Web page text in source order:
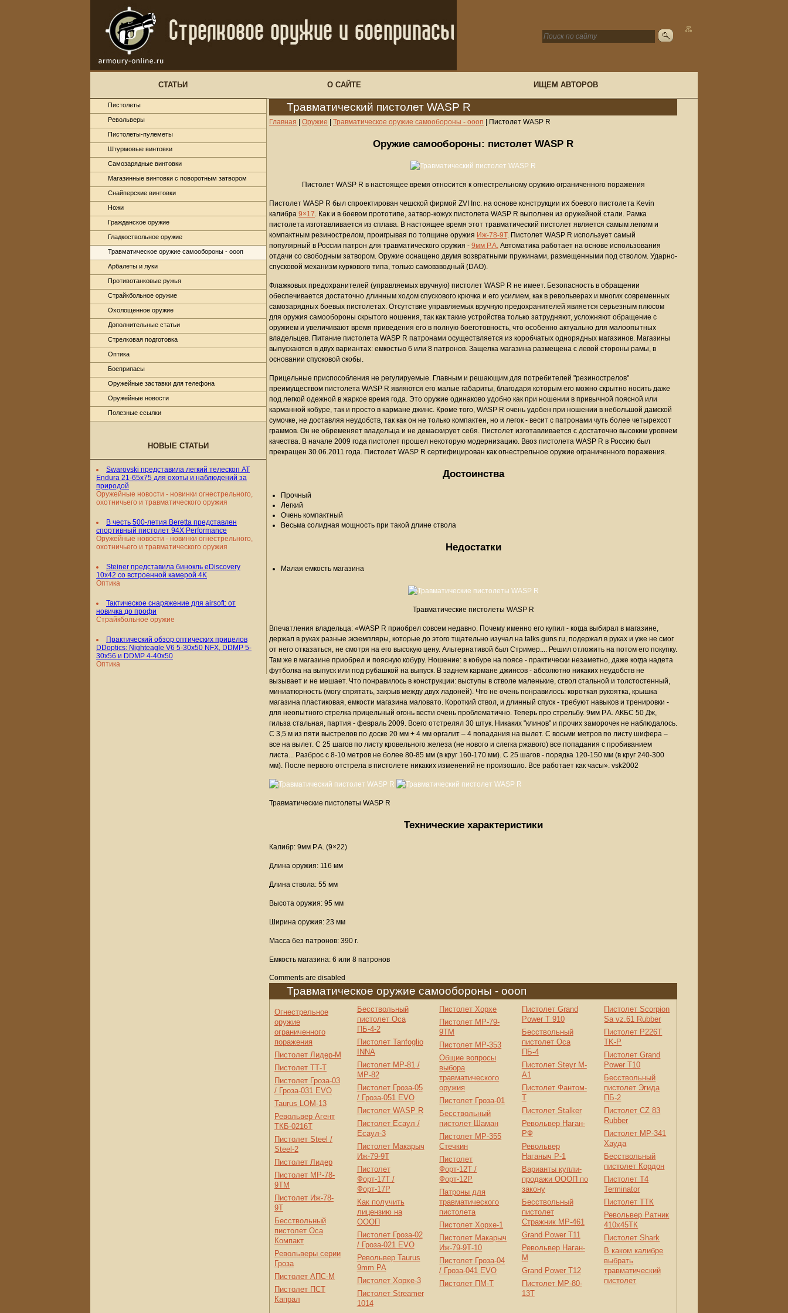
СТАТЬИ О САЙТЕ ИЩЕМ АВТОРОВ
Травматический пистолет WASP R
Главная Оружие Травматическое оружие самообороны - оооп Пистолет WASP R
Оружие самообороны: пистолет WASP R
Пистолет WASP R в настоящее время относится к огнестрельному оружию ограниченного поражения
Пистолет WASP R был спроектирован чешской фирмой ZVI Inc. на основе конструкции их боевого пистолета Kevin
калибра 9×17. Как и в боевом прототипе, затвор-кожух пистолета WASP R выполнен из оружейной стали. Рамка
пистолета изготавливается из сплава. В настоящее время этот травматический пистолет является самым легким и
компактным резинострелом, проигрывая по толщине оружия Иж-78-9Т. Пистолет WASP R использует самый
популярный в России патрон для травматического оружия - 9мм Р.А. Автоматика работает на основе использования
отдачи со свободным затвором. Оружие оснащено двумя возвратными пружинами, размещенными под стволом. Ударно-
спусковой механизм куркового типа, только самовзводный (DAO).
Флажковых предохранителей (управляемых вручную) пистолет WASP R не имеет. Безопасность в обращении
обеспечивается достаточно длинным ходом спускового крючка и его усилием, как в револьверах и многих современных
самозарядных боевых пистолетах. Отсутствие управляемых вручную предохранителей является серьезным плюсом
для оружия самообороны скрытого ношения, так как такие устройства только затрудняют, усложняют обращение с
оружием и увеличивают время приведения его в полную боеготовность, что особенно актуально для малоопытных
владельцев. Питание пистолета WASP R патронами осуществляется из коробчатых однорядных магазинов. Магазины
выпускаются в двух вариантах: емкостью 6 или 8 патронов. Защелка магазина размещена с левой стороны рамы, в
основании спусковой скобы.
Прицельные приспособления не регулируемые. Главным и решающим для потребителей "резинострелов"
преимуществом пистолета WASP R являются его малые габариты, благодаря которым его можно скрытно носить даже
под легкой одежной в жаркое время года. Это оружие одинаково удобно как при ношении в привычной поясной или
карманной кобуре, так и просто в кармане джинс. Кроме того, WASP R очень удобен при ношении в небольшой дамской
сумочке, не доставляя неудобств, так как он не только компактен, но и легок - весит с патронами чуть более четырехсот
граммов. Он не обременяет владельца и не демаскирует себя. Пистолет изготавливается с достаточно высоким уровнем
качества. В начале 2009 года пистолет прошел некоторую модернизацию. Ввоз пистолета WASP R в Россию был
прекращен 30.06.2011 года. Пистолет WASP R сертифицирован как огнестрельное оружие ограниченного поражения.
Достоинства
Прочный
Легкий
Очень компактный
Весьма солидная мощность при такой длине ствола
Недостатки
Малая емкость магазина
Травматические пистолеты WASP R
Впечатления владельца: «WASP R приобрел совсем недавно. Почему именно его купил - когда выбирал в магазине,
держал в руках разные экземпляры, которые до этого тщательно изучал на talks.guns.ru, подержал в руках и уже не смог
от него отказаться, не смотря на его высокую цену. Альтернативой был Стример.... Решил отложить на потом его покупку.
Там же в магазине приобрел и поясную кобуру. Ношение: в кобуре на поясе - практически незаметно, даже когда надета
футболка на выпуск или под рубашкой на выпуск. В заднем кармане джинсов - абсолютно никаких неудобств не
вызывает и не мешает. Что понравилось в конструкции: выступы в стволе маленькие, ствол стальной и толстостенный,
миниатюрность (могу спрятать, закрыв между двух ладоней). Что не очень понравилось: короткая рукоятка, крышка
магазина пластиковая, емкости магазина маловато. Короткий ствол, и длинный спуск - требуют навыков и тренировки -
для неопытного стрелка прицельный огонь вести очень проблематично. Теперь про стрельбу. 9мм Р.А. АКБС 50 Дж,
гильза стальная, партия - февраль 2009. Всего отстрелял 30 штук. Никаких "клинов" и прочих заморочек не наблюдалось.
С 3,5 м из пяти выстрелов по доске 20 мм + 4 мм оргалит – 4 попадания на вылет. С восьми метров по листу шифера –
все на вылет. С 25 шагов по листу кровельного железа (не нового и слегка ржавого) все попадания с пробиванием
листа... Разброс с 8-10 метров не более 80-85 мм (в круг 160-170 мм). С 25 шагов - порядка 120-150 мм (в круг 240-300
мм). После первого отстрела в пистолете никаких изменений не произошло. Все работает как часы». vsk2002
Травматические пистолеты WASP R
Технические характеристики
Калибр: 9мм Р.А. (9×22)
Длина оружия: 116 мм
Длина ствола: 55 мм
Высота оружия: 95 мм
Ширина оружия: 23 мм
Масса без патронов: 390 г.
Емкость магазина: 6 или 8 патронов
Comments are disabled
Травматическое оружие самообороны - оооп
Огнестрельное
оружие
ограниченного
поражения
Пистолет Лидер-М
Пистолет ТТ-Т
Пистолет Гроза-03
/ Гроза-031 EVO
Taurus LOM-13
Револьвер Агент
ТКБ-0216Т
Пистолет Steel /
Steel-2
Пистолет Лидер
Пистолет МР-78-
9ТМ
Пистолет Иж-78-
9Т
Бесствольный
пистолет Оса
Компакт
Револьверы серии
Гроза
Пистолет АПС-М
Пистолет ПСТ
Капрал
Бесствольный
пистолет Оса
ПБ-4-2
Пистолет Tanfoglio
INNA
Пистолет МР-81 /
МР-82
Пистолет Гроза-05
/ Гроза-051 EVO
Пистолет WASP R
Пистолет Есаул /
Есаул-3
Пистолет Макарыч
Иж-79-9Т
Пистолет
Форт-17T /
Форт-17P
Как получить
лицензию на
ОООП
Пистолет Гроза-02
/ Гроза-021 EVO
Револьвер Taurus
9mm PA
Пистолет Хорхе-3
Пистолет Streamer
1014
Пистолет Хорхе
Пистолет МР-79-
9ТМ
Пистолет МР-353
Общие вопросы
выбора
травматического
оружия
Пистолет Гроза-01
Бесствольный
пистолет Шаман
Пистолет МР-355
Стечкин
Пистолет
Форт-12T /
Форт-12P
Патроны для
травматического
пистолета
Пистолет Хорхе-1
Пистолет Макарыч
Иж-79-9Т-10
Пистолет Гроза-04
/ Гроза-041 EVO
Пистолет ПМ-Т
Пистолет Grand
Power T 910
Бесствольный
пистолет Оса
ПБ-4
Пистолет Steyr M-
A1
Пистолет Фантом-
Т
Пистолет Stalker
Револьвер Наган-
РФ
Револьвер
Наганыч Р-1
Варианты купли-
продажи ОООП по
закону
Бесствольный
пистолет
Стражник МР-461
Grand Power T11
Револьвер Наган-
М
Grand Power T12
Пистолет МР-80-
13Т
Пистолет Scorpion
Sa vz.61 Rubber
Пистолет P226T
TK-P
Пистолет Grand
Power T10
Бесствольный
пистолет Эгида
ПБ-2
Пистолет CZ 83
Rubber
Пистолет МР-341
Хауда
Бесствольный
пистолет Кордон
Пистолет Т4
Terminator
Пистолет ТТК
Револьвер Ратник
410x45ТК
Пистолет Shark
В каком калибре
выбрать
травматический
пистолет
Пистолеты
Револьверы
Пистолеты-пулеметы
Штурмовые винтовки
Самозарядные винтовки
Магазинные винтовки с поворотным затвором
Снайперские винтовки
Ножи
Гражданское оружие
Гладкоствольное оружие
Травматическое оружие самообороны - оооп
Арбалеты и луки
Противотанковые ружья
Страйкбольное оружие
Охолощенное оружие
Дополнительные статьи
Стрелковая подготовка
Оптика
Боеприпасы
Оружейные заставки для телефона
Оружейные новости
Полезные ссылки
НОВЫЕ СТАТЬИ
Swarovski представила легкий телескоп AT
Endura 21-65x75 для охоты и наблюдений за
природой
Оружейные новости - новинки огнестрельного,
охотничьего и травматического оружия
В честь 500-летия Beretta представлен
спортивный пистолет 94X Performance
Оружейные новости - новинки огнестрельного,
охотничьего и травматического оружия
Steiner представила бинокль eDiscovery
10x42 со встроенной камерой 4K
Оптика
Тактическое снаряжение для airsoft: от
новичка до профи
Страйкбольное оружие
Практический обзор оптических прицелов
DDoptics: Nighteagle V6 5-30x50 NFX, DDMP 5-
30x56 и DDMP 4-40x50
Оптика